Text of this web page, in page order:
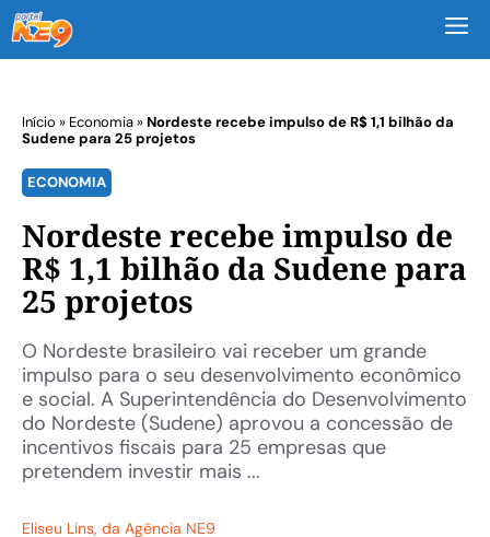
Início » Economia»Nordeste recebe impulso de R$ 1,1 bilhão da
Sudene para 25 projetos
ECONOMIA
Nordeste recebe impulso de
R$ 1,1 bilhão da Sudene para
25 projetos
O Nordeste brasileiro vai receber um grande
impulso para o seu desenvolvimento econômico
e social. A Superintendência do Desenvolvimento
do Nordeste (Sudene) aprovou a concessão de
incentivos fiscais para 25 empresas que
pretendem investir mais ...
Eliseu Lins, da Agência NE9